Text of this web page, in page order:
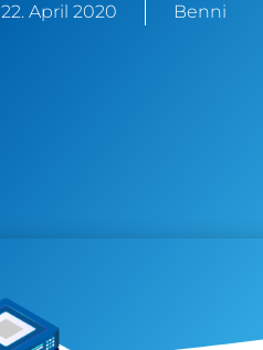
22. April 2020 Benni